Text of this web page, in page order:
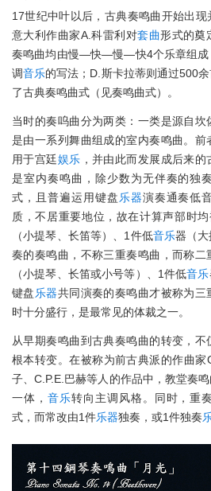
17世纪中叶以后，古典奏鸣曲开始出现
意大利作曲家A.科雷利对套曲形式的奠
奏鸣曲均由慢—快—慢—快4个乐章组成
调音乐的写法；D.斯卡拉蒂则通过500
了古典奏鸣曲式（见奏鸣曲式）。
当时的奏呜曲分为两类：一类是源自
是由一系列舞曲组成的室内奏鸣曲。前
用于宫廷娱乐 ，并由此而发展成后来的
是室内奏鸣曲，除少数为无伴奏的独
式，且普遍运用键盘 乐器演奏通奏低
质，不居重要地位，故在计算声部时
（小提琴、长笛等）、1件低音乐器（
奏的奏鸣曲，不称三重奏鸣曲，而称二
（小提琴、长笛或小号等）、1件低音乐
键盘 乐器共同演奏的奏鸣曲才被称为三
时十分盛行，是最常见的体裁之一。
从早期奏鸣曲到古典奏鸣曲的转变，
根本转变。在被称为前古典派的作曲家
子、C.P.E.巴赫等人的作品中，教堂奏
一体， 音乐转向主调风格。同时，重
式，而常改由1件乐器独奏，或1件独奏